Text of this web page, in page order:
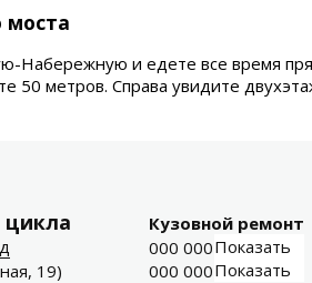
моста
Набережную и едете все время
50 метров. Справа увидите
цикла
19)
Кузовной ремонт
000 000-00-01
Показать
000 000-00-02
Показать